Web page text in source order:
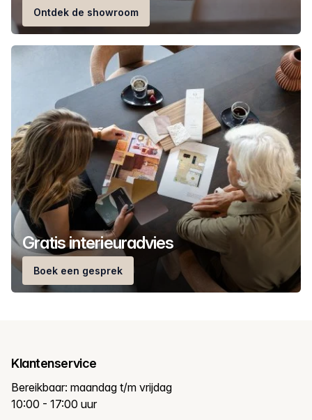
Ontdek de showroom
Gratis interieuradvies
Boek een gesprek
Klantenservice
Bereikbaar: maandag t/m vrijdag
10:00 - 17:00 uur